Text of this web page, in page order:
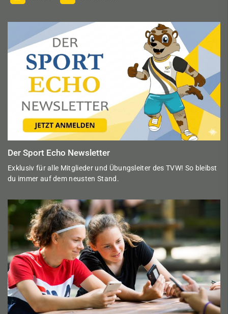
Der Sport Echo Newsletter
Exklusiv für alle Mitglieder und Übungsleiter des TVW! So bleibst
du immer auf dem neusten Stand.